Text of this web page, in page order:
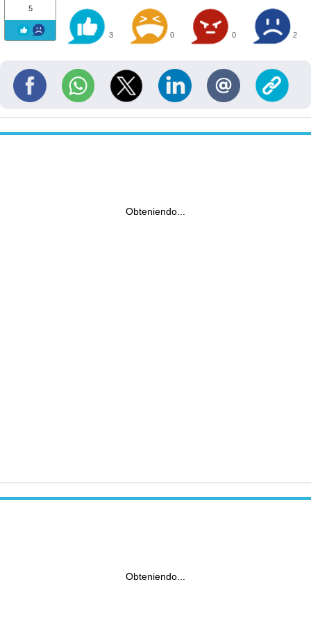
5
3 0 0 2
Obteniendo...
Obteniendo...